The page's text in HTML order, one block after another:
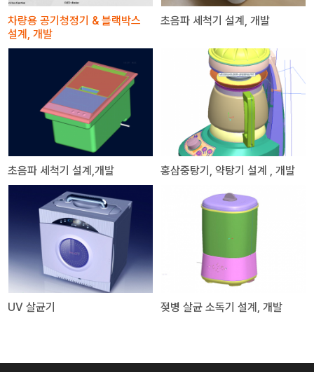
차량용 공기청정기 & 블랙박스
설계, 개발
초음파 세척기 설계, 개발
초음파 세척기 설계,개발 홍삼중탕기, 약탕기 설계 , 개발
UV 살균기 젖병 살균 소독기 설계, 개발